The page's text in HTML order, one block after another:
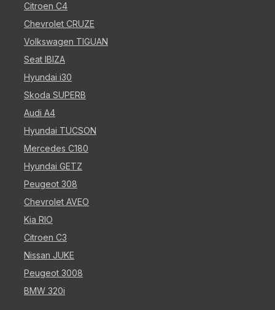
Citroen C4
Chevrolet CRUZE
Volkswagen TIGUAN
Seat IBIZA
Hyundai i30
Skoda SUPERB
Audi A4
Hyundai TUCSON
Mercedes C180
Hyundai GETZ
Peugeot 308
Chevrolet AVEO
Kia RIO
Citroen C3
Nissan JUKE
Peugeot 3008
BMW 320i